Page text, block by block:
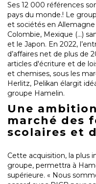
Ses 12 000 références
pays du monde.! Le
et sociétés en
Colombie, Mexique (...)
et le Japon. En 2022,
d’affaires net de plus de
articles d'écriture et de
et chemises, sous les
Herlitz, Pelikan élargit
groupe Hamelin.
Une
marché des
scolaires et
Cette acquisition, la plus
groupe, permettra à
supérieure. « Nous